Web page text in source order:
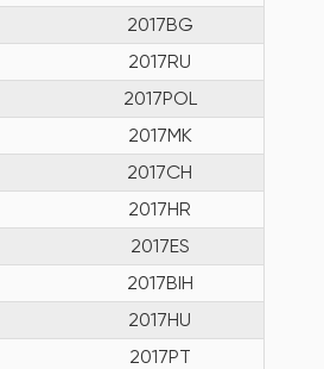
2017BG
2017RU
2017POL
2017MK
2017CH
2017HR
2017ES
2017BIH
2017HU
2017PT